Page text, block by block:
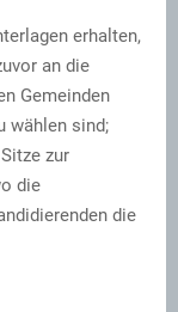
erhalten,
an die
Gemeinden
wählen sind;
zur
die
die